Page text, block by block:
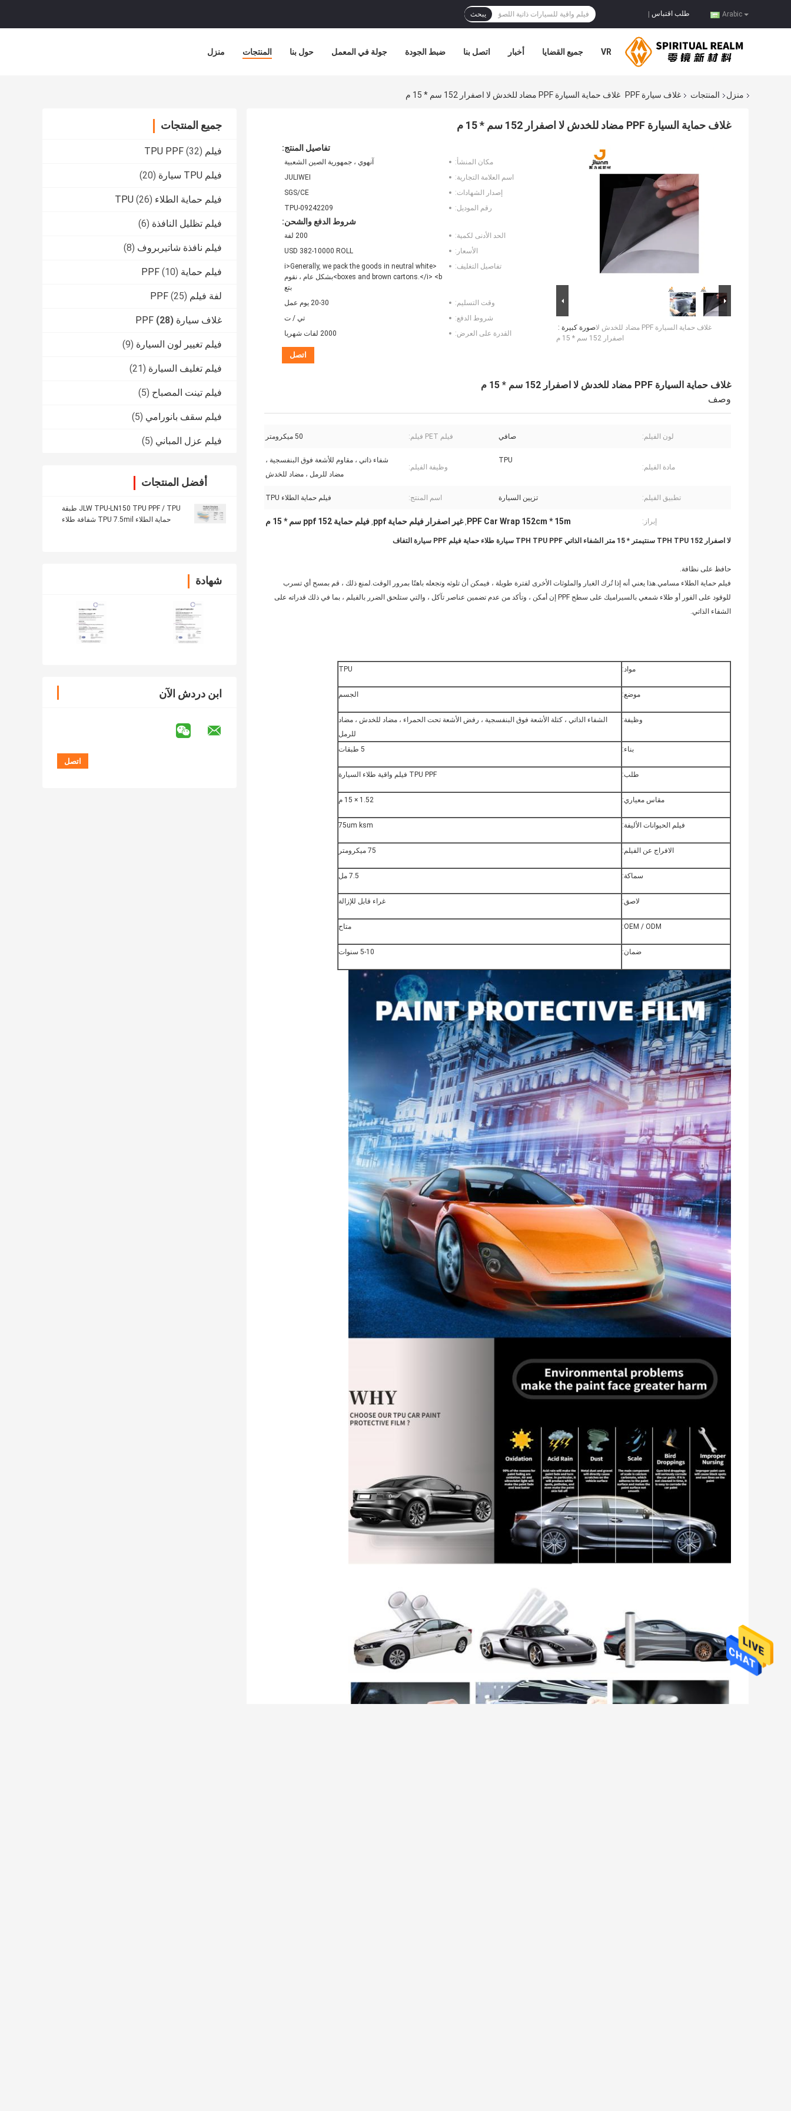
Arabic طلب اقتباس يبحث
منزل المنتجات حول بنا جولة في المعمل ضبط الجودة اتصل بنا أخبار جميع القضايا VR
منزل المنتجات غلاف سيارة PPF غلاف حماية السيارة PPF مضاد للخدش لا اصفرار 152 سم * 15 م
جميع المنتجات
فيلم TPU PPF (32)
فيلم TPU سيارة (20)
فيلم حماية الطلاء TPU (26)
فيلم تظليل النافذة (6)
فيلم نافذة شاتيربروف (8)
فيلم حماية PPF (10)
لفة فيلم PPF (25)
غلاف سيارة PPF (28)
فيلم تغيير لون السيارة (9)
فيلم تغليف السيارة (21)
فيلم تينت المصباح (5)
فيلم سقف بانورامي (5)
فيلم عزل المباني (5)
أفضل المنتجات
JLW TPU-LN150 TPU PPF / TPU طبقة
حماية الطلاء TPU 7.5mil شفافة طلاء
شهادة
ابن دردش الآن
غلاف حماية السيارة PPF مضاد للخدش لا اصفرار 152 سم * 15 م
صورة كبيرة :غلاف حماية السيارة PPF مضاد للخدش لا
اصفرار 152 سم * 15 م
تفاصيل المنتج:
مكان المنشأ:
آنهوي ، جمهورية الصين الشعبية
اسم العلامة التجارية:
JULIWEI
إصدار الشهادات:
SGS/CE
رقم الموديل:
TPU-09242209
شروط الدفع والشحن:
الحد الأدنى لكمية:
200 لفة
الأسعار:
USD 382-10000 ROLL
تفاصيل التغليف:
<i>Generally, we pack the goods in neutral white
boxes and brown cartons.</i> <b>بشكل عام ، نقوم
بتع
وقت التسليم:
20-30 يوم عمل
شروط الدفع:
تي / ت
القدرة على العرض:
2000 لفات شهريا
اتصل
غلاف حماية السيارة PPF مضاد للخدش لا اصفرار 152 سم * 15 م
وصف
لون الفيلم: صافي فيلم PET فيلم: 50 ميكرومتر
مادة الفيلم:
TPU
وظيفة الفيلم:
شفاء ذاتي ، مقاوم للأشعة فوق البنفسجية ،
مضاد للرمل ، مضاد للخدش
تطبيق الفيلم: تزيين السيارة اسم المنتج: فيلم حماية الطلاء TPU
إبراز: PPF Car Wrap 152cm * 15m
,غير اصفرار فيلم حماية ppf , فيلم حماية ppf 152 سم * 15 م
لا اصفرار TPH TPU 152 سنتيمتر * 15 متر الشفاء الذاتي TPH TPU PPF سيارة طلاء حماية فيلم PPF سيارة التفاف
حافظ على نظافة.
فيلم حماية الطلاء مسامي.هذا يعني أنه إذا تُرك الغبار والملوثات الأخرى لفترة طويلة ، فيمكن أن تلوثه وتجعله باهتًا بمرور الوقت.لمنع ذلك ، قم بمسح أي تسرب
للوقود على الفور أو طلاء شمعي بالسيراميك على سطح PPF إن أمكن ، وتأكد من عدم تضمين عناصر تآكل ، والتي ستلحق الضرر بالفيلم ، بما في ذلك قدراته على
الشفاء الذاتي.
مواد: TPU
موضع: الجسم
وظيفة:
الشفاء الذاتي ، كتلة الأشعة فوق البنفسجية ، رفض الأشعة تحت الحمراء ، مضاد للخدش ، مضاد
للرمل
بناء:
5 طبقات
طلب: TPU PPF فيلم واقية طلاء السيارة
مقاس معياري: 1.52 × 15 م
فيلم الحيوانات الأليفة: 75um ksm
الافراج عن الفيلم: 75 ميكرومتر
سماكة: 7.5 مل
لاصق: غراء قابل للإزالة
OEM / ODM: متاح
ضمان: 5-10 سنوات